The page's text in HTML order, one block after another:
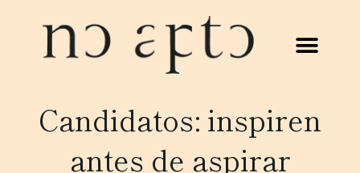
Candidatos: inspiren
antes de aspirar